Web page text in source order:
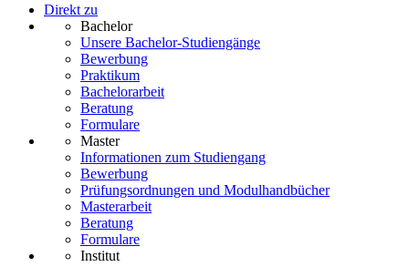
Direkt zu
Bachelor
Unsere Bachelor-Studiengänge
Bewerbung
Praktikum
Bachelorarbeit
Beratung
Formulare
Master
Informationen zum Studiengang
Bewerbung
Prüfungsordnungen und Modulhandbücher
Masterarbeit
Beratung
Formulare
Institut